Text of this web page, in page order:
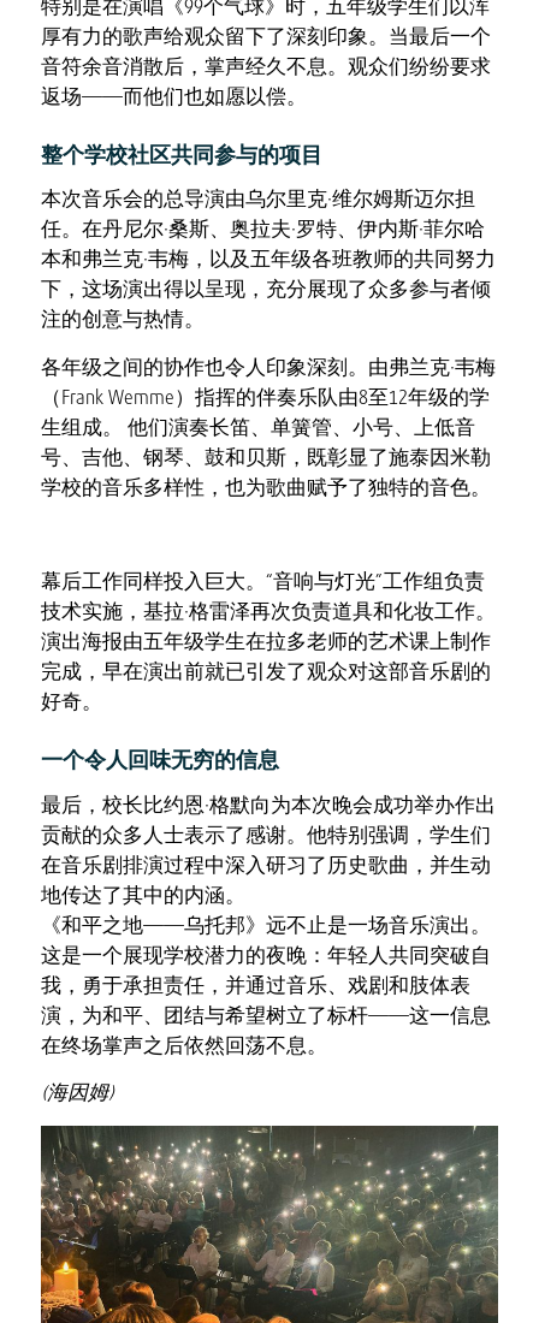
特别是在演唱《99个气球》时，五年级学生们以浑
厚有力的歌声给观众留下了深刻印象。当最后一个
音符余音消散后，掌声经久不息。观众们纷纷要求
返场——而他们也如愿以偿。
整个学校社区共同参与的项目
本次音乐会的总导演由乌尔里克·维尔姆斯迈尔担
任。在丹尼尔·桑斯、奥拉夫·罗特、伊内斯·菲尔哈
本和弗兰克·韦梅，以及五年级各班教师的共同努力
下，这场演出得以呈现，充分展现了众多参与者倾
注的创意与热情。
各年级之间的协作也令人印象深刻。由弗兰克·韦梅
（Frank Wemme）指挥的伴奏乐队由8至12年级的学
生组成。 他们演奏长笛、单簧管、小号、上低音
号、吉他、钢琴、鼓和贝斯，既彰显了施泰因米勒
学校的音乐多样性，也为歌曲赋予了独特的音色。
幕后工作同样投入巨大。“音响与灯光”工作组负责
技术实施，基拉·格雷泽再次负责道具和化妆工作。
演出海报由五年级学生在拉多老师的艺术课上制作
完成，早在演出前就已引发了观众对这部音乐剧的
好奇。
一个令人回味无穷的信息
最后，校长比约恩·格默向为本次晚会成功举办作出
贡献的众多人士表示了感谢。他特别强调，学生们
在音乐剧排演过程中深入研习了历史歌曲，并生动
地传达了其中的内涵。
《和平之地——乌托邦》远不止是一场音乐演出。
这是一个展现学校潜力的夜晚：年轻人共同突破自
我，勇于承担责任，并通过音乐、戏剧和肢体表
演，为和平、团结与希望树立了标杆——这一信息
在终场掌声之后依然回荡不息。
(海因姆)